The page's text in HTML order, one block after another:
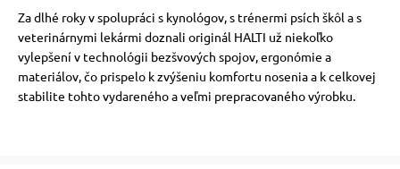
Za dlhé roky v spolupráci s kynológov, s trénermi psích škôl a s
veterinárnymi lekármi doznali originál HALTI už niekoľko
vylepšení v technológii bezšvových spojov, ergonómie a
materiálov, čo prispelo k zvýšeniu komfortu nosenia a k celkovej
stabilite tohto vydareného a veľmi prepracovaného výrobku.